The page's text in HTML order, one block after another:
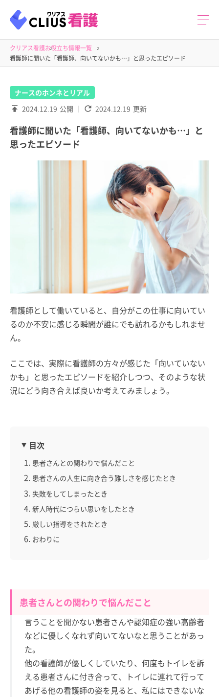
クリアス看護お役立ち情報一覧
看護師に聞いた「看護師、向いてないかも…」と思ったエピソード
ナースのホンネとリアル
2024.12.19 公開 2024.12.19 更新
看護師に聞いた「看護師、向いてないかも…」と
思ったエピソード
看護師として働いていると、自分がこの仕事に向いてい
るのか不安に感じる瞬間が誰にでも訪れるかもしれませ
ん。
ここでは、実際に看護師の方々が感じた「向いていない
かも」と思ったエピソードを紹介しつつ、そのような状
況にどう向き合えば良いか考えてみましょう。
目次
患者さんとの関わりで悩んだこと
患者さんの人生に向き合う難しさを感じたとき
失敗をしてしまったとき
新人時代につらい思いをしたとき
厳しい指導をされたとき
おわりに
患者さんとの関わりで悩んだこと
言うことを聞かない患者さんや認知症の強い高齢者
などに優しくなれず向いてないなと思うことがあっ
た。
他の看護師が優しくしていたり、何度もトイレを訴
える患者さんに付き合って、トイレに連れて行って
あげる他の看護師の姿を見ると、私にはできないな